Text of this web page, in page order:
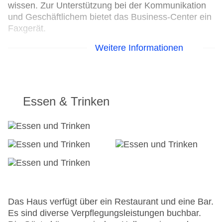
wissen. Zur Unterstützung bei der Kommunikation
und Geschäftlichem bietet das Business-Center ein
Faxgerät.
Konferenzraum
Garage: gegen Gebühr
Hoteleröffnung: 1960
Hotelsafe
Letzte umfassende Renovierung: 2006
Anzahl der Aufzüge: 1
Zimmerservice: gegen Gebühr
Weitere Informationen
Essen & Trinken
Das Haus verfügt über ein Restaurant und eine Bar.
Es sind diverse Verpflegungsleistungen buchbar.